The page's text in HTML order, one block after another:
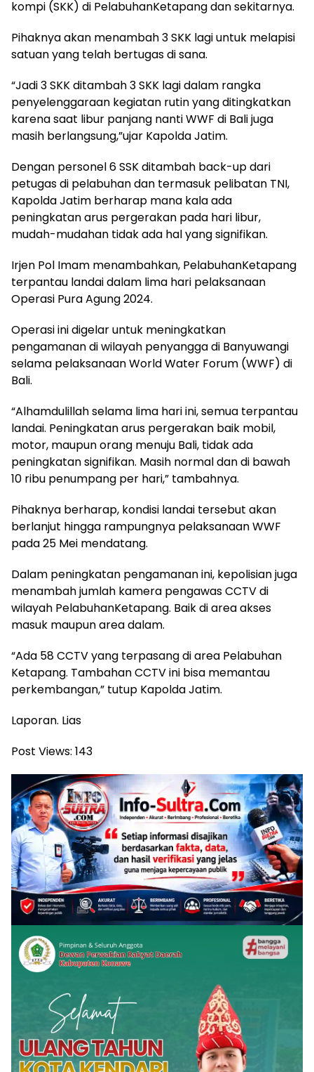
kompi (SKK) di PelabuhanKetapang dan sekitarnya.
Pihaknya akan menambah 3 SKK lagi untuk melapisi
satuan yang telah bertugas di sana.
“Jadi 3 SKK ditambah 3 SKK lagi dalam rangka
penyelenggaraan kegiatan rutin yang ditingkatkan
karena saat libur panjang nanti WWF di Bali juga
masih berlangsung,”ujar Kapolda Jatim.
Dengan personel 6 SSK ditambah back-up dari
petugas di pelabuhan dan termasuk pelibatan TNI,
Kapolda Jatim berharap mana kala ada
peningkatan arus pergerakan pada hari libur,
mudah-mudahan tidak ada hal yang signifikan.
Irjen Pol Imam menambahkan, PelabuhanKetapang
terpantau landai dalam lima hari pelaksanaan
Operasi Pura Agung 2024.
Operasi ini digelar untuk meningkatkan
pengamanan di wilayah penyangga di Banyuwangi
selama pelaksanaan World Water Forum (WWF) di
Bali.
“Alhamdulillah selama lima hari ini, semua terpantau
landai. Peningkatan arus pergerakan baik mobil,
motor, maupun orang menuju Bali, tidak ada
peningkatan signifikan. Masih normal dan di bawah
10 ribu penumpang per hari,” tambahnya.
Pihaknya berharap, kondisi landai tersebut akan
berlanjut hingga rampungnya pelaksanaan WWF
pada 25 Mei mendatang.
Dalam peningkatan pengamanan ini, kepolisian juga
menambah jumlah kamera pengawas CCTV di
wilayah PelabuhanKetapang. Baik di area akses
masuk maupun area dalam.
“Ada 58 CCTV yang terpasang di area Pelabuhan
Ketapang. Tambahan CCTV ini bisa memantau
perkembangan,” tutup Kapolda Jatim.
Laporan. Lias
Post Views: 143